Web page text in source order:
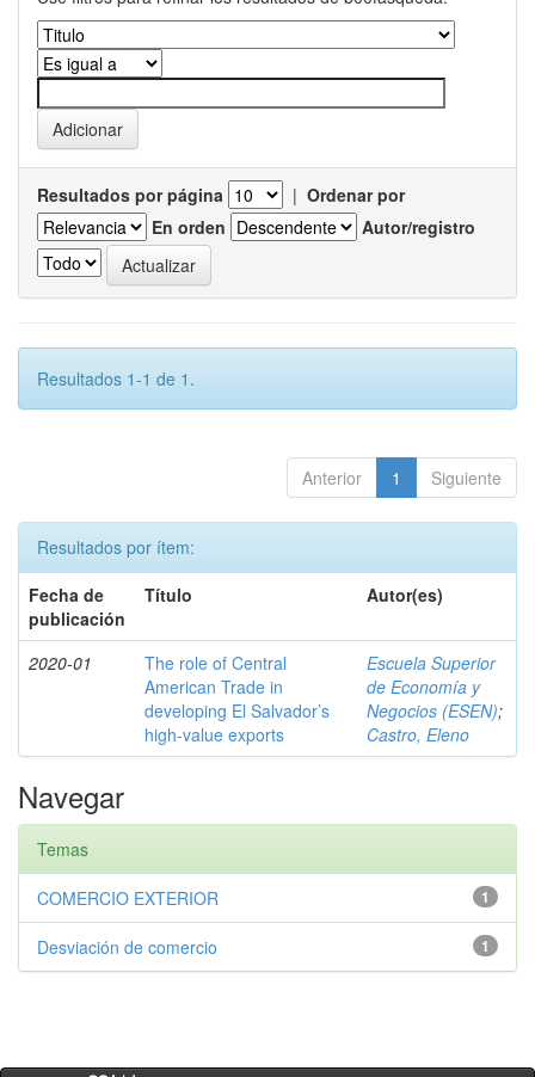
Resultados por página | Ordenar por
En orden
Autor/registro
Resultados 1-1 de 1.
Anterior 1 Siguiente
Resultados por ítem:
Fecha de
publicación
Título Autor(es)
2020-01
The role of Central
American Trade in
developing El Salvador’s
high-value exports
Escuela Superior
de Economía y
Negocios (ESEN);
Castro, Eleno
Navegar
Temas
1
COMERCIO EXTERIOR
1
Desviación de comercio